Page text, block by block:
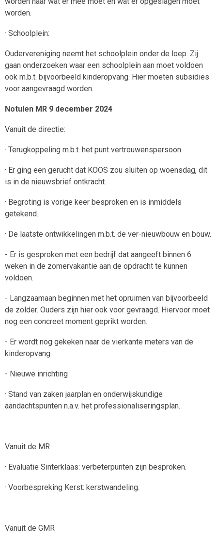
worden.
· Schoolplein:
Oudervereniging neemt het schoolplein onder de loep. Zij
gaan onderzoeken waar een schoolplein aan moet voldoen
ook m.b.t. bijvoorbeeld kinderopvang. Hier moeten subsidies
voor aangevraagd worden.
Notulen MR 9 december 2024
Vanuit de directie:
· Terugkoppeling m.b.t. het punt vertrouwenspersoon.
· Er ging een gerucht dat KOOS zou sluiten op woensdag, dit
is in de nieuwsbrief ontkracht.
· Begroting is vorige keer besproken en is inmiddels
getekend.
· De laatste ontwikkelingen m.b.t. de ver-nieuwbouw en bouw.
- Er is gesproken met een bedrijf dat aangeeft binnen 6
weken in de zomervakantie aan de opdracht te kunnen
voldoen.
- Langzaamaan beginnen met het opruimen van bijvoorbeeld
de zolder. Ouders zijn hier ook voor gevraagd. Hiervoor moet
nog een concreet moment geprikt worden.
- Er wordt nog gekeken naar de vierkante meters van de
kinderopvang.
- Nieuwe inrichting
· Stand van zaken jaarplan en onderwijskundige
aandachtspunten n.a.v. het professionaliseringsplan.
Vanuit de MR
· Evaluatie Sinterklaas: verbeterpunten zijn besproken.
· Voorbespreking Kerst: kerstwandeling.
Vanuit de GMR